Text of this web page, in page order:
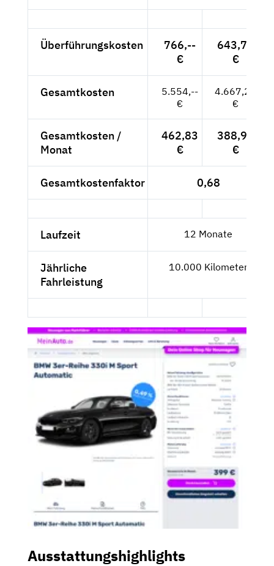
Überführungskosten
766,--
€
643,70
€
Gesamtkosten
5.554,--
€
4.667,23
€
Gesamtkosten /
Monat
462,83
€
388,94
€
Gesamtkostenfaktor 0,68
Laufzeit 12 Monate
Jährliche
Fahrleistung
10.000 Kilometer
Ausstattungshighlights